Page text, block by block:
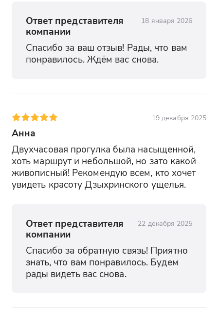
Ответ представителя
компании
18 января 2026
Спасибо за ваш отзыв! Рады, что вам
понравилось. Ждём вас снова.
19 декабря 2025
Анна
Двухчасовая прогулка была насыщенной,
хоть маршрут и небольшой, но зато какой
живописный! Рекомендую всем, кто хочет
увидеть красоту Дзыхринского ущелья.
Ответ представителя
компании
22 декабря 2025
Спасибо за обратную связь! Приятно
знать, что вам понравилось. Будем
рады видеть вас снова.